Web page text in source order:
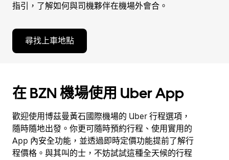
指引，了解如何與司機夥伴在機場外會合。
尋找上車地點
在 BZN 機場使用 Uber App
歡迎使用博茲曼黃石國際機場的 Uber 行程選項，
隨時隨地出發。你更可隨時預約行程、使用實用的
App 內安全功能，並透過即時定價功能提前了解行
程價格。與其叫的士，不妨試試這種全天候的行程